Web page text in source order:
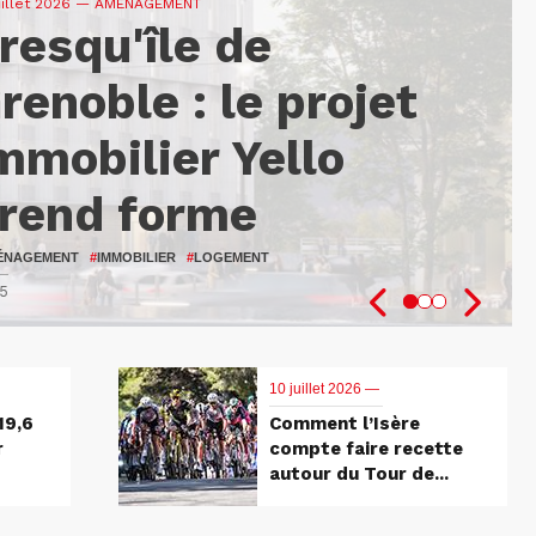
2026 — AMÉNAGEMENT
de
: le projet
Yello
forme
# IMMOBILIER # LOGEMENT
M€ pour
au
des patients
#UGA # RECHERCHE
—
l’Isère
faire recette
du Tour de
2026
#ISÈRE # ATTRACTIVITÉ DU TERRITOIRE
10 juillet 2026 —
Comment l’Isère
compte faire recette
autour du Tour de...